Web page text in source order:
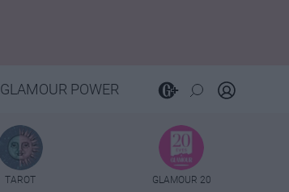
GLAMOUR POWER
TAROT GLAMOUR 20